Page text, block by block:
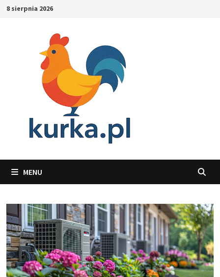
Skip8 sierpnia 2026
MENU